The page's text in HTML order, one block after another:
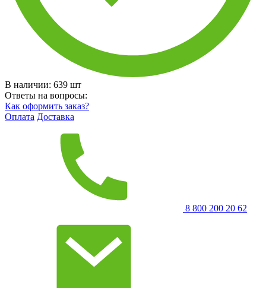
В наличии: 639 шт
Ответы на вопросы:
Как оформить заказ?
Оплата Доставка
8 800 200 20 62